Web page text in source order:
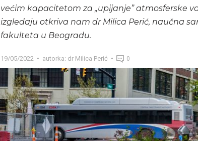
većim kapacitetom za „upijanje” atmosferske
izgledaju otkriva nam dr Milica Perić, naučna
fakulteta u Beogradu.
19/05/2022 autorka: dr Milica Perić 0